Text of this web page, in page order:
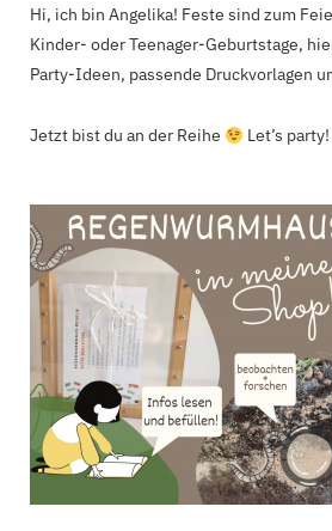
Hi, ich bin Angelika! Feste sind zum
Kinder- oder Teenager-Geburtstage,
Party-Ideen, passende Druckvorlagen
Jetzt bist du an der Reihe Let’s party!